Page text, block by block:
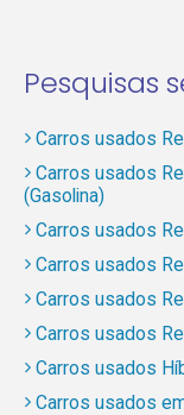
Pesquisas
Carros usados
Carros usados
(Gasolina)
Carros usados
Carros usados
Carros usados
Carros usados
Carros usados
Carros usados